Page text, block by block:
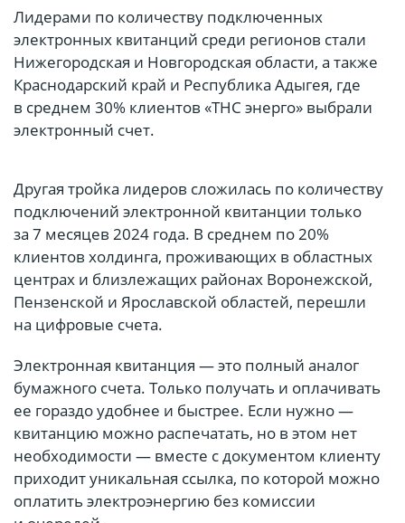
Лидерами по количеству подключенных
электронных квитанций среди регионов стали
Нижегородская и Новгородская области, а также
Краснодарский край и Республика Адыгея, где
в среднем 30% клиентов «ТНС энерго» выбрали
электронный счет.
Другая тройка лидеров сложилась по количеству
подключений электронной квитанции только
за 7 месяцев 2024 года. В среднем по 20%
клиентов холдинга, проживающих в областных
центрах и близлежащих районах Воронежской,
Пензенской и Ярославской областей, перешли
на цифровые счета.
Электронная квитанция — это полный аналог
бумажного счета. Только получать и оплачивать
ее гораздо удобнее и быстрее. Если нужно —
квитанцию можно распечатать, но в этом нет
необходимости — вместе с документом клиенту
приходит уникальная ссылка, по которой можно
оплатить электроэнергию без комиссии